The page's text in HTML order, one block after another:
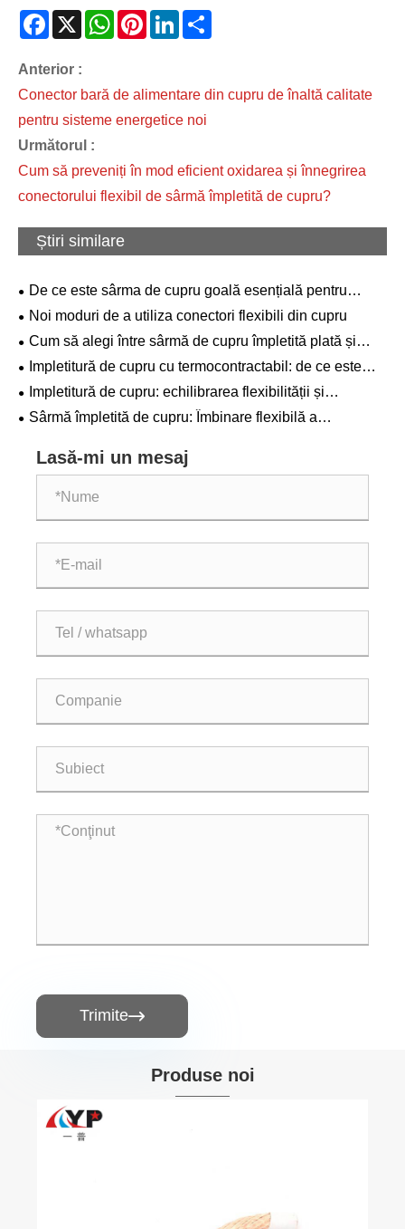
Facebook
X WhatsAppPinterestLinkedIn
Anterior :
Conector bară de alimentare din cupru de înaltă calitate
pentru sisteme energetice noi
Următorul :
Cum să preveniți în mod eficient oxidarea și înnegrirea
conectorului flexibil de sârmă împletită de cupru?
Știri similare
De ce este sârma de cupru goală esențială pentru
infrastructura electrică modernă și conectivitate de ultimă
generație?
Noi moduri de a utiliza conectori flexibili din cupru
Cum să alegi între sârmă de cupru împletită plată și
rotundă?
Impletitură de cupru cu termocontractabil: de ce este
mai convenabilă?
Impletitură de cupru: echilibrarea flexibilității și
conductivității
Sârmă împletită de cupru: Îmbinare flexibilă a
Lasă-mi un mesaj
Trimite
Produse noi